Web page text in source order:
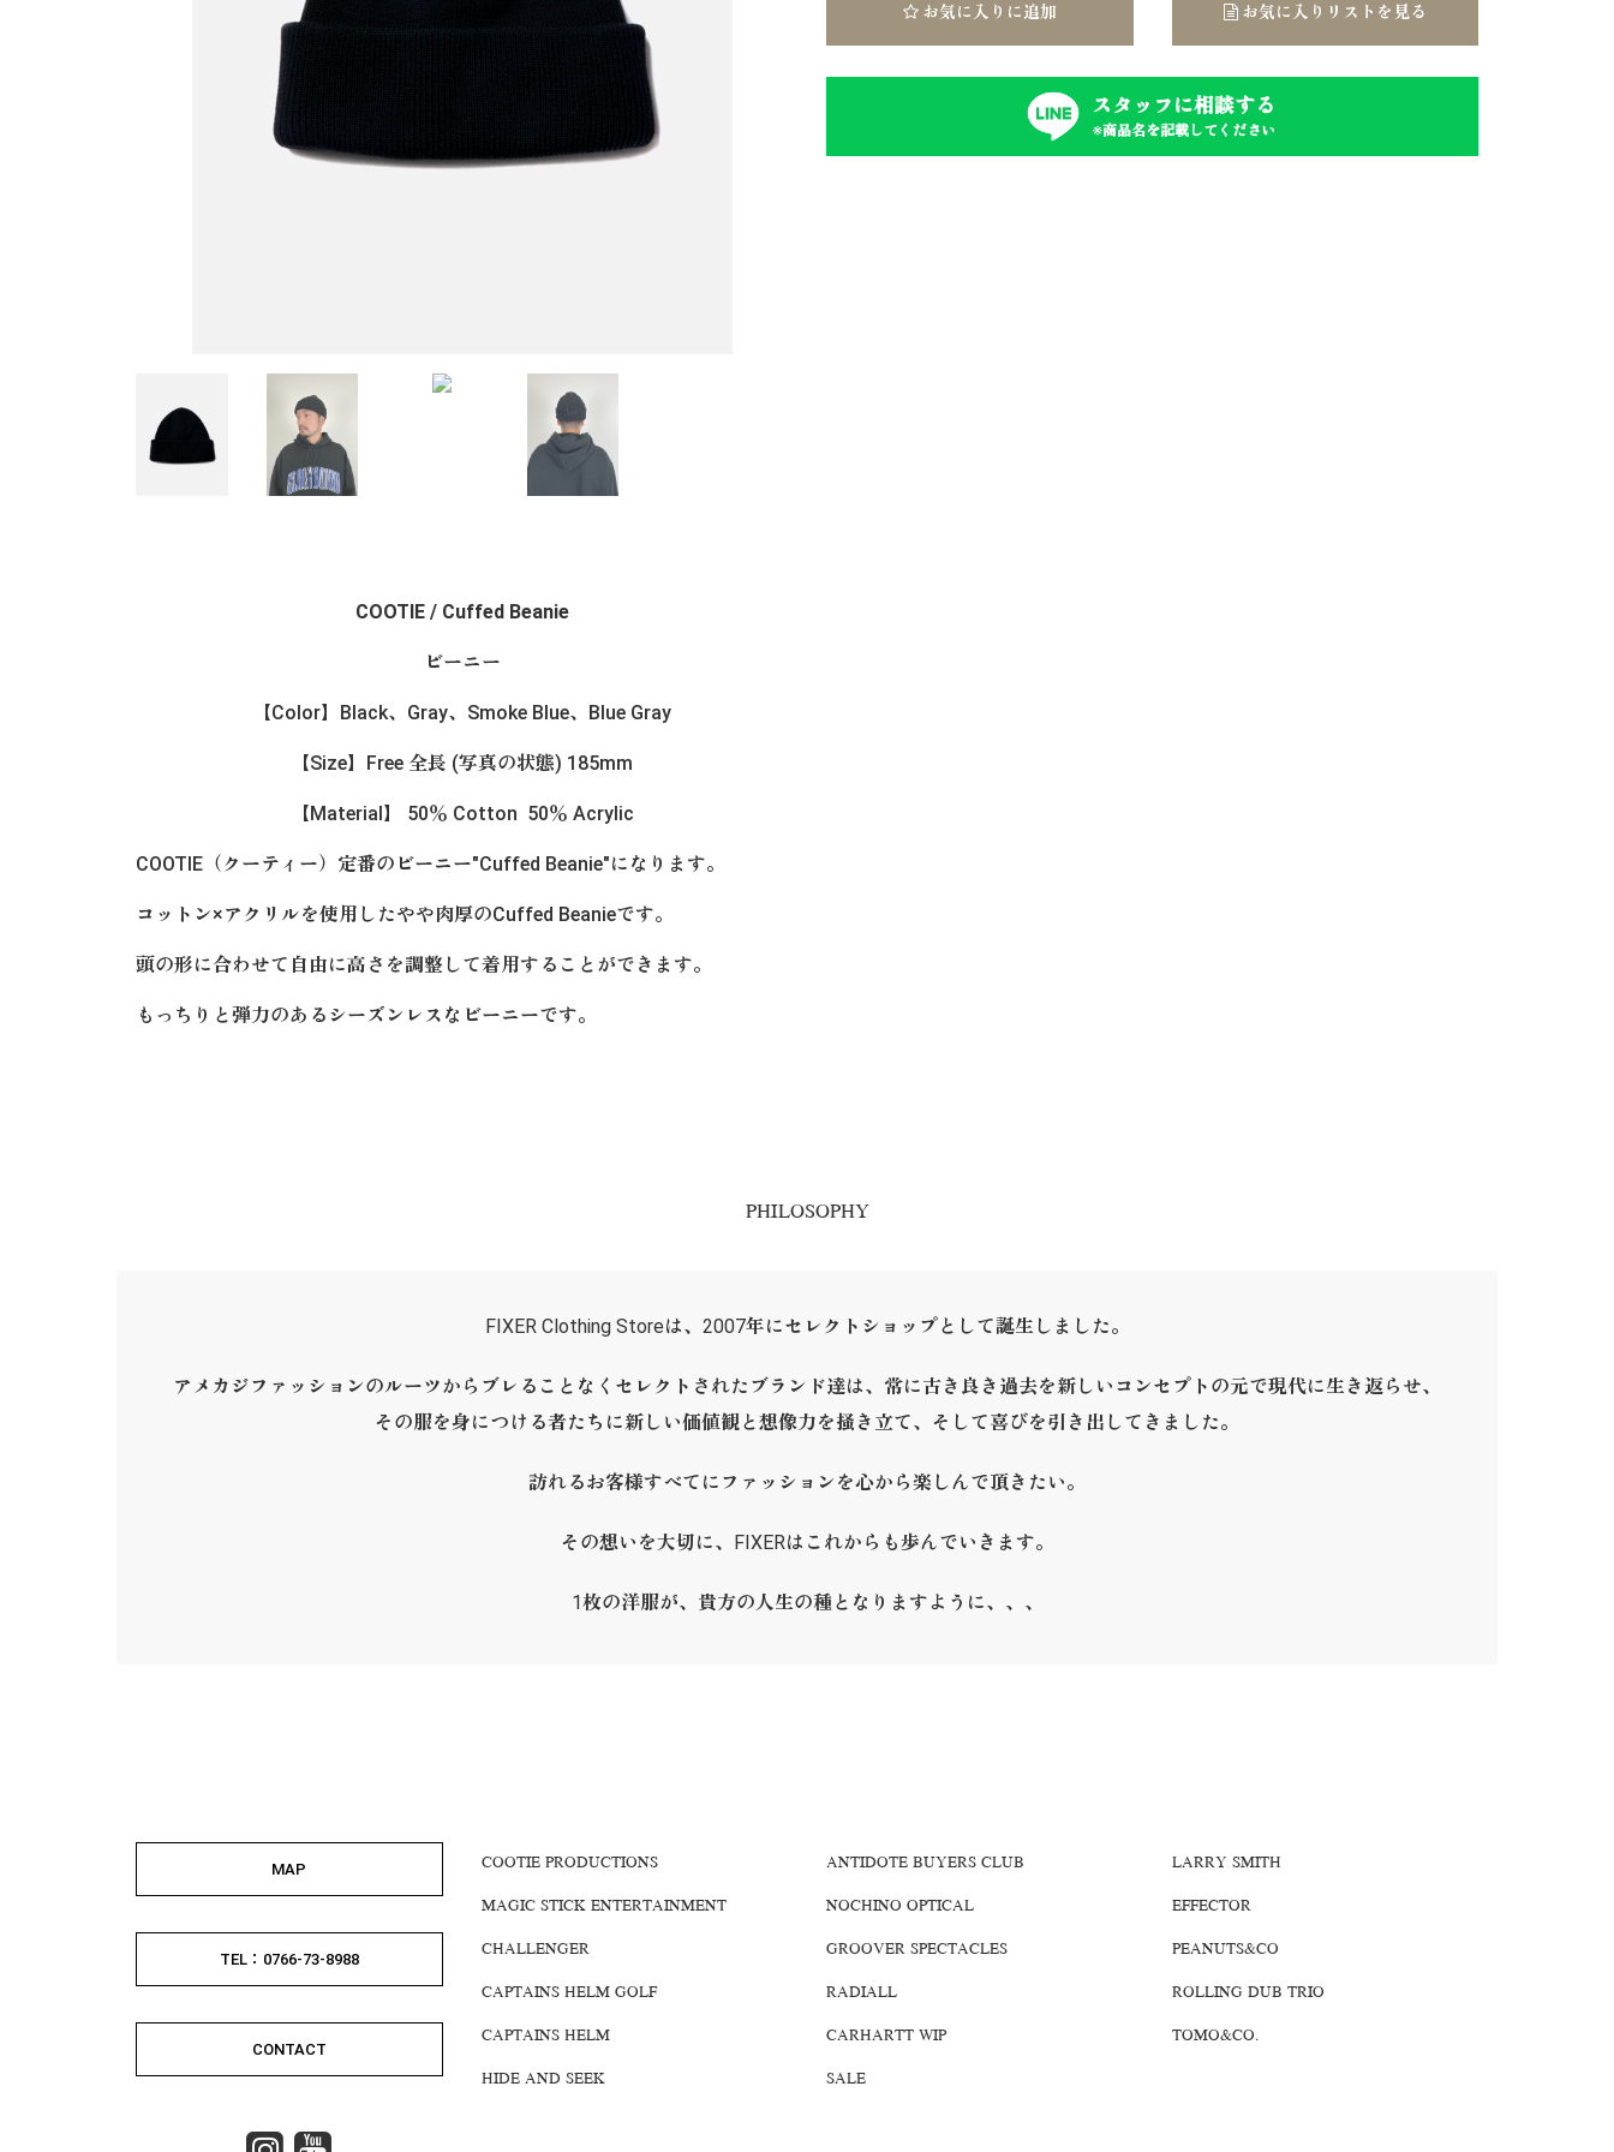
COOTIE / Cuffed Beanie
ビーニー
【Color】Black、Gray、Smoke Blue、Blue Gray
【Size】Free 全長 (写真の状態) 185mm
【Material】 50％ Cotton 50％ Acrylic
COOTIE（クーティー）定番のビーニー"Cuffed Beanie"になります。
コットン×アクリルを使用したやや肉厚のCuffed Beanieです。
頭の形に合わせて自由に高さを調整して着用することができます。
もっちりと弾力のあるシーズンレスなビーニーです。
お気に入りに追加 お気に入りリストを見る
スタッフに相談する
※商品名を記載してください
PHILOSOPHY
FIXER Clothing Storeは、2007年にセレクトショップとして誕生しました。
アメカジファッションのルーツからブレることなくセレクトされたブランド達は、常に古き良き過去を新しいコンセプトの元で現代に生き返らせ、
その服を身につける者たちに新しい価値観と想像力を掻き立て、そして喜びを引き出してきました。
訪れるお客様すべてにファッションを心から楽しんで頂きたい。
その想いを大切に、FIXERはこれからも歩んでいきます。
1枚の洋服が、貴方の人生の種となりますように、、、
MAP
TEL：0766-73-8988
CONTACT
COOTIE PRODUCTIONS
MAGIC STICK ENTERTAINMENT
CHALLENGER
CAPTAINS HELM GOLF
CAPTAINS HELM
HIDE AND SEEK
ANTIDOTE BUYERS CLUB
NOCHINO OPTICAL
GROOVER SPECTACLES
RADIALL
CARHARTT WIP
SALE
LARRY SMITH
EFFECTOR
PEANUTS&CO
ROLLING DUB TRIO
TOMO&CO.